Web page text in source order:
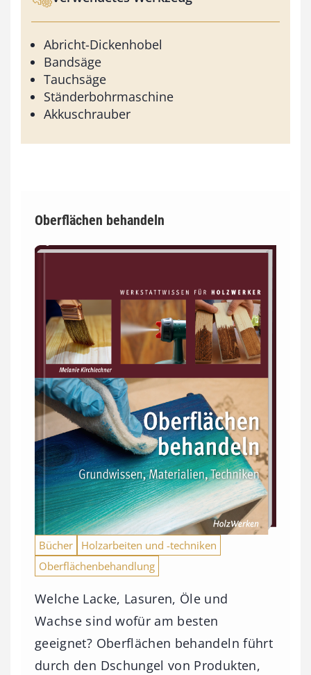
Abricht-Dickenhobel
Bandsäge
Tauchsäge
Ständerbohrmaschine
Akkuschrauber
Oberflächen behandeln
Bücher
Holzarbeiten und -techniken
Oberflächenbehandlung
Welche Lacke, Lasuren, Öle und
Wachse sind wofür am besten
geeignet? Oberflächen behandeln führt
durch den Dschungel von Produkten,